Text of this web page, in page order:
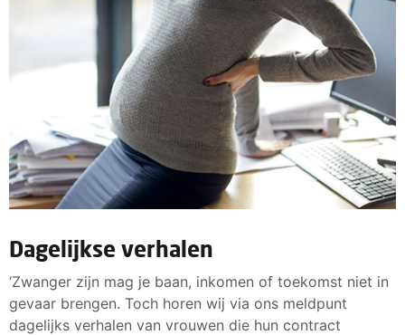
Dagelijkse verhalen
‘Zwanger zijn mag je baan, inkomen of toekomst niet in
gevaar brengen. Toch horen wij via ons meldpunt
dagelijks verhalen van vrouwen die hun contract